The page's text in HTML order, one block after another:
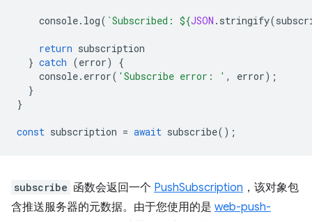
console. log( `Subscribed: ${JSON . stringify(
return subscription
} catch (error)
{
console. error( 'Subscribe error: ' , error);
}
}
const subscription = await subscribe();
subscribe 函数会返回一个 PushSubscription ，该对象包
含推送服务器的元数据。由于您使用的是 web-push-